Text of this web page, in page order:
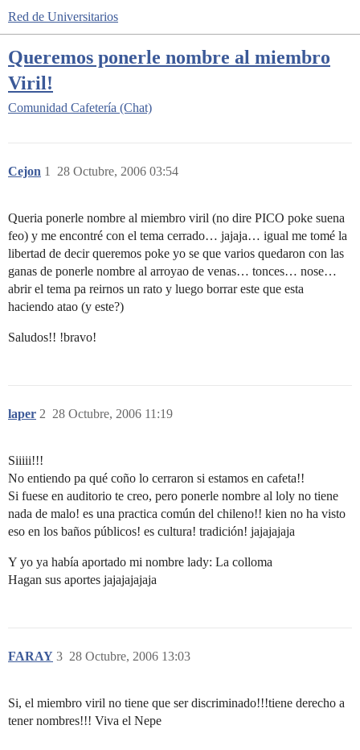
Red de Universitarios
Queremos ponerle nombre al miembro
Viril!
Comunidad Cafetería (Chat)
Cejon 28 Octubre, 2006 03:54
1
Queria ponerle nombre al miembro viril (no dire PICO poke suena
feo) y me encontré con el tema cerrado… jajaja… igual me tomé la
libertad de decir queremos poke yo se que varios quedaron con las
ganas de ponerle nombre al arroyao de venas… tonces… nose…
abrir el tema pa reirnos un rato y luego borrar este que esta
haciendo atao (y este?)
Saludos!! !bravo!
laper 28 Octubre, 2006 11:19
2
Siiiii!!!
No entiendo pa qué coño lo cerraron si estamos en cafeta!!
Si fuese en auditorio te creo, pero ponerle nombre al loly no tiene
nada de malo! es una practica común del chileno!! kien no ha visto
eso en los baños públicos! es cultura! tradición! jajajajaja
Y yo ya había aportado mi nombre lady: La colloma
Hagan sus aportes jajajajajaja
FARAY 28 Octubre, 2006 13:03
3
Si, el miembro viril no tiene que ser discriminado!!!tiene derecho a
tener nombres!!! Viva el Nepe